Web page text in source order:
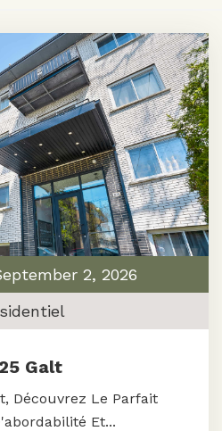
Galt
Découvrez Le Parfait
Et...
2, 2026